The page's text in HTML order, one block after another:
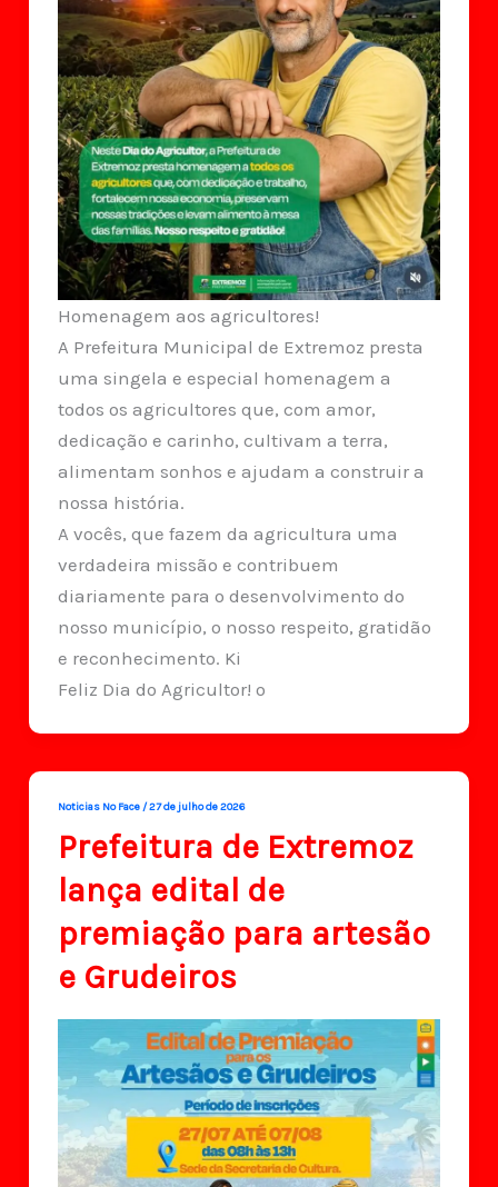
Homenagem aos agricultores!
A Prefeitura Municipal de Extremoz presta
uma singela e especial homenagem a
todos os agricultores que, com amor,
dedicação e carinho, cultivam a terra,
alimentam sonhos e ajudam a construir a
nossa história.
A vocês, que fazem da agricultura uma
verdadeira missão e contribuem
diariamente para o desenvolvimento do
nosso município, o nosso respeito, gratidão
e reconhecimento. Ki
Feliz Dia do Agricultor! o
Noticias No Face/27 de julho de 2026
Prefeitura de Extremoz
lança edital de
premiação para artesão
e Grudeiros